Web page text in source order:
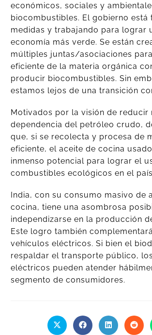
económicos, sociales y
biocombustibles. El gobierno está
medidas y trabajando para lograr
economía más verde. Se están
múltiples juntas/asociaciones
eficiente de la materia orgánica
producir biocombustibles. Sin
estamos lejos de una transición
Motivados por la visión de reducir
dependencia del petróleo crudo,
que, si se recolecta y procesa de
eficiente, el aceite de cocina
inmenso potencial para lograr el
combustibles ecológicos en el
India, con su consumo masivo de
cocina, tiene una asombrosa
independizarse en la producción
Este logro también
vehículos eléctricos. Si bien el
respaldar el transporte público,
eléctricos pueden atender
segmento de consumidores.